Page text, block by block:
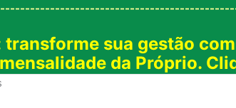
sua gestão
mensalidade da Próprio.